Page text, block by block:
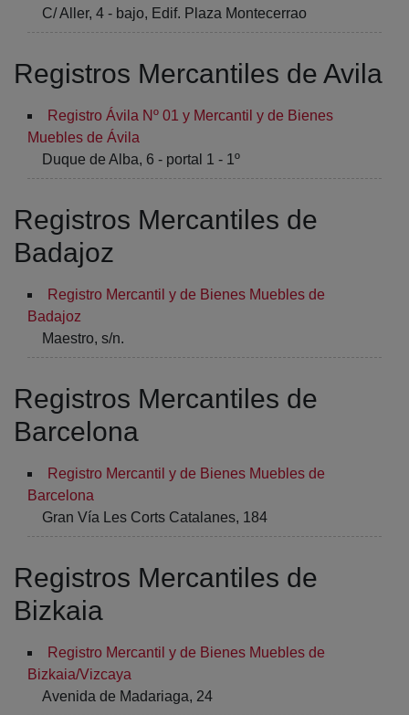
C/ Aller, 4 - bajo, Edif. Plaza Montecerrao
Registros Mercantiles de Avila
Registro Ávila Nº 01 y Mercantil y de Bienes
Muebles de Ávila
Duque de Alba, 6 - portal 1 - 1º
Registros Mercantiles de
Badajoz
Registro Mercantil y de Bienes Muebles de
Badajoz
Maestro, s/n.
Registros Mercantiles de
Barcelona
Registro Mercantil y de Bienes Muebles de
Barcelona
Gran Vía Les Corts Catalanes, 184
Registros Mercantiles de
Bizkaia
Registro Mercantil y de Bienes Muebles de
Bizkaia/Vizcaya
Avenida de Madariaga, 24